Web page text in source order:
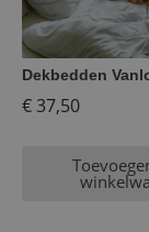
Dekbedden
€37,50